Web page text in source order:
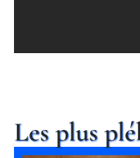
Les plus